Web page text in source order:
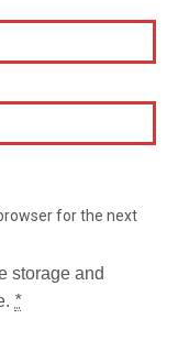
for the next
storage and
*